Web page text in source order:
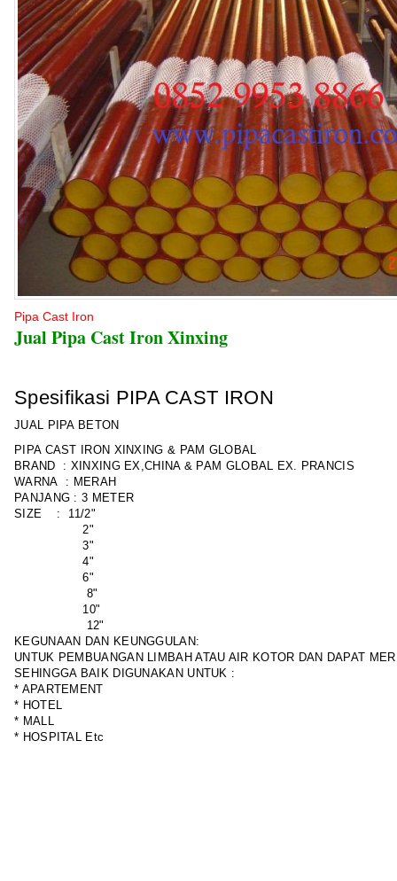
Pipa Cast Iron
Jual Pipa Cast Iron Xinxing
Spesifikasi PIPA CAST IRON
JUAL PIPA BETON
PIPA CAST IRON XINXING & PAM GLOBAL
BRAND : XINXING EX,CHINA & PAM GLOBAL EX. PRANCIS
WARNA : MERAH
PANJANG : 3 METER
SIZE : 11/2"
2"
3"
4"
6"
8"
10"
12"
KEGUNAAN DAN KEUNGGULAN:
UNTUK PEMBUANGAN LIMBAH ATAU AIR KOTOR DAN DAPAT
SEHINGGA BAIK DIGUNAKAN UNTUK :
* APARTEMENT
* HOTEL
* MALL
* HOSPITAL Etc